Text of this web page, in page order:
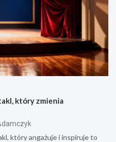
który zmienia
który angażuje i inspiruje to